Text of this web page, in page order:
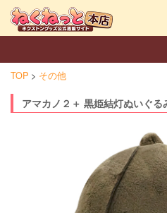
TOP その他
アマカノ２＋ 黒姫結灯ぬいぐる